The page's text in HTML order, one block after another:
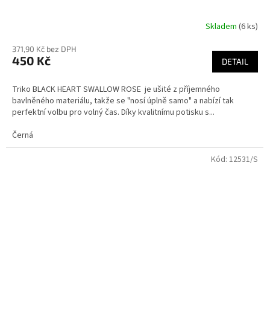
Skladem (6 ks)
371,90 Kč bez DPH
450 Kč DETAIL
Triko BLACK HEART SWALLOW ROSE je ušité z příjemného
bavlněného materiálu, takže se "nosí úplně samo" a nabízí tak
perfektní volbu pro volný čas. Díky kvalitnímu potisku s...
Černá
Kód: 12531/S